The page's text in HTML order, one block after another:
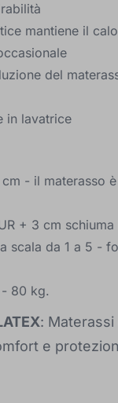
mantiene il
del
in lavatrice
- il materasso
+ 3 cm
scala da 1 a 5 -
80 kg.
:
e